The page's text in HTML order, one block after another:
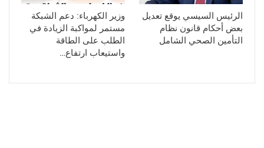
الرئيس السيسي يوقع تعديل
بعض أحكام قانون نظام
التأمين الصحي الشامل
وزير الكهرباء: دعم الشبكة
مستمر لمواكبة الزيادة في
الطلب على الطاقة
واستيعاب ارتفاع…